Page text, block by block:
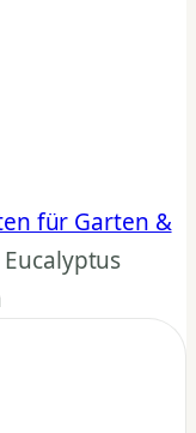
für Garten &
Eucalyptus